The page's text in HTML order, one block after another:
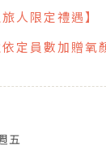
人限定禮遇】
定員數加贈氧
五